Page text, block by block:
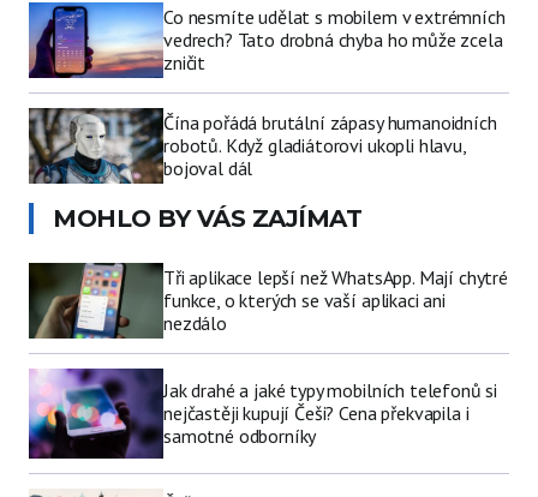
Co nesmíte udělat s mobilem v extrémních
vedrech? Tato drobná chyba ho může zcela
zničit
Čína pořádá brutální zápasy humanoidních
robotů. Když gladiátorovi ukopli hlavu,
bojoval dál
MOHLO BY VÁS ZAJÍMAT
Tři aplikace lepší než WhatsApp. Mají chytré
funkce, o kterých se vaší aplikaci ani
nezdálo
Jak drahé a jaké typy mobilních telefonů si
nejčastěji kupují Češi? Cena překvapila i
samotné odborníky